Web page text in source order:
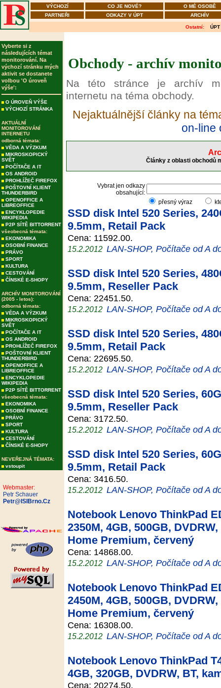
VÝCHOZÍ CO JE NOVÉ?
O MÉ OSOBĚ
PARTNEŘI
ODKAZY V ÚPT ARCHÍV
Ostatní: ÚPT
Vyberte si z
následujících témat
monitorování. Na
výchozí stránku mých
aktivit se dostanete
volbou 'O úroveň
výše':
O ÚROVEŇ VÝŠE
VÝCHOZÍ STRÁNKA
AKTUÁLNÍ
MONITOROVÁNÍ
INTERNETU
odborná témata:
VĚDA A VÝZKUM
MIKROSKOPICKÝ
SVĚT
POČÍTAČE A IT
OS ANDROID
PROHLÍŽEČ FIREFOX
POŠTOVNÍ KLIENT
THUNDERBIRD
OPENOFFICE A
LIBREOFFICE
ENCYKLOPEDIE
WIKIPEDIA
P2P SÍTĚ BITTORRENT
všeobecná témata:
EKONOMIKA
OSOBNÍ FINANCE
PRÁVO
SPORT
KULTURA
CESTOVÁNÍ
ČÍNSKÉ E-SHOPY
ARCHÍV MONITOROVÁNÍ
(2005 - letos):
odborná témata:
VĚDA A VÝZKUM
MIKROSKOPICKÝ
SVĚT
POČÍTAČE A IT
OS ANDROID
PROHLÍŽEČ FIREFOX
POŠTOVNÍ KLIENT
THUNDERBIRD
OPENOFFICE A
LIBREOFFICE
ENCYKLOPEDIE
WIKIPEDIA
P2P SÍTĚ BITTORRENT
všeobecná témata:
EKONOMIKA
OSOBNÍ FINANCE
PRÁVO
SPORT
KULTURA
CESTOVÁNÍ
ČÍNSKÉ E-SHOPY
NEVEŘEJNÁ TÉMATA:
vstoupit
Webmaster:
Petr Schauer
Petr@ISIBrno.Cz
Obchody - archív
Na této stránce je archív
internetu na téma obchody.
Nejaktuálnější články na
on-line
Články z oblasti obchodů
Vybrat jen odkazy
obsahující:
přesný výraz
SSD disk Intel 520 Series,
9.5mm, Retail Pack
Cena: 11592.00.
15.2.2012 LAN-SHOP, Počítače od A
SSD disk Intel 520 Series,
9.5mm, Reseller Pack
Cena: 22451.50.
15.2.2012 LAN-SHOP, Počítače od A
SSD disk Intel 520 Series,
9.5mm, Retail Pack
Cena: 22695.50.
15.2.2012 LAN-SHOP, Počítače od A
SSD disk Intel 520 Series,
9.5mm, Reseller Pack
Cena: 3172.50.
15.2.2012 LAN-SHOP, Počítače od A
SSD disk Intel 520 Series,
9.5mm, Retail Pack
Cena: 3416.50.
15.2.2012 LAN-SHOP, Počítače od A
Notebook Lenovo ThinkPad
2350M, 4GB, 500GB,
Home Premium, červený
Cena: 14868.00.
15.2.2012 LAN-SHOP, Počítače od A
Notebook Lenovo ThinkPad
2450M, 4GB, 500GB,
Home Premium, červený
Cena: 16308.00.
15.2.2012 LAN-SHOP, Počítače od A
Notebook Lenovo ThinkPad
4GB, 320GB, DVDRW, BT,
Cena: 20274.50.